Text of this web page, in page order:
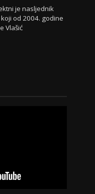
je nasljednik
od 2004. godine
Vlašić